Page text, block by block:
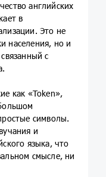
английских
в
Это не
населения, но и
с
как «Token»,
символы.
и
языка, что
смысле, ни